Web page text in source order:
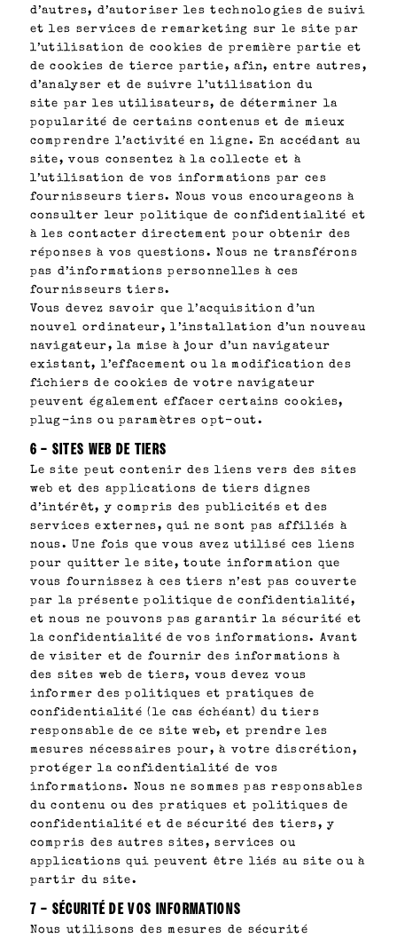
d’autres, d’autoriser les technologies de suivi
et les services de remarketing sur le site par
l’utilisation de cookies de première partie et
de cookies de tierce partie, afin, entre autres,
d’analyser et de suivre l’utilisation du
site par les utilisateurs, de déterminer la
popularité de certains contenus et de mieux
comprendre l’activité en ligne. En accédant au
site, vous consentez à la collecte et à
l’utilisation de vos informations par ces
fournisseurs tiers. Nous vous encourageons à
consulter leur politique de confidentialité et
à les contacter directement pour obtenir des
réponses à vos questions. Nous ne transférons
pas d’informations personnelles à ces
fournisseurs tiers.
Vous devez savoir que l’acquisition d’un
nouvel ordinateur, l’installation d’un nouveau
navigateur, la mise à jour d’un navigateur
existant, l’effacement ou la modification des
fichiers de cookies de votre navigateur
peuvent également effacer certains cookies,
plug-ins ou paramètres opt-out.
6 – SITES WEB DE TIERS
Le site peut contenir des liens vers des sites
web et des applications de tiers dignes
d’intérêt, y compris des publicités et des
services externes, qui ne sont pas affiliés à
nous. Une fois que vous avez utilisé ces liens
pour quitter le site, toute information que
vous fournissez à ces tiers n’est pas couverte
par la présente politique de confidentialité,
et nous ne pouvons pas garantir la sécurité et
la confidentialité de vos informations. Avant
de visiter et de fournir des informations à
des sites web de tiers, vous devez vous
informer des politiques et pratiques de
confidentialité (le cas échéant) du tiers
responsable de ce site web, et prendre les
mesures nécessaires pour, à votre discrétion,
protéger la confidentialité de vos
informations. Nous ne sommes pas responsables
du contenu ou des pratiques et politiques de
confidentialité et de sécurité des tiers, y
compris des autres sites, services ou
applications qui peuvent être liés au site ou à
partir du site.
7 – SÉCURITÉ DE VOS INFORMATIONS
Nous utilisons des mesures de sécurité